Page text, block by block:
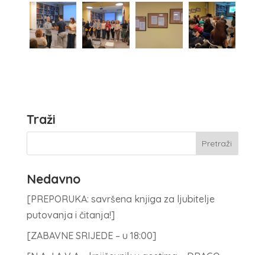
Traži
Nedavno
[PREPORUKA: savršena knjiga za ljubitelje
putovanja i čitanja!]
[ZABAVNE SRIJEDE – u 18:00]